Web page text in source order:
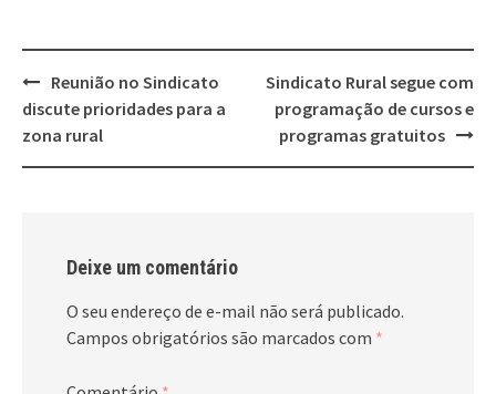
Post
navigation
Reunião no Sindicato
discute prioridades para a
zona rural
Sindicato Rural segue com
programação de cursos e
programas gratuitos
Deixe um comentário
O seu endereço de e-mail não será publicado.
Campos obrigatórios são marcados com *